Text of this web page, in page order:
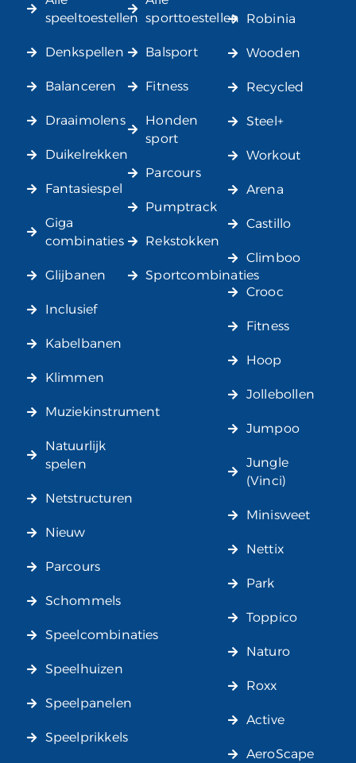
speeltoestellen
Denkspellen
Balanceren
Draaimolens
Duikelrekken
Fantasiespel
Giga
combinaties
Glijbanen
Inclusief
Kabelbanen
Klimmen
Muziekinstrument
Natuurlijk
spelen
Netstructuren
Nieuw
Parcours
Schommels
Speelcombinaties
Speelhuizen
Speelpanelen
Speelprikkels
sporttoestellen
Balsport
Fitness
Honden
sport
Parcours
Pumptrack
Rekstokken
Sportcombinaties
Robinia
Wooden
Recycled
Steel+
Workout
Arena
Castillo
Climboo
Crooc
Fitness
Hoop
Jollebollen
Jumpoo
Jungle
(Vinci)
Minisweet
Nettix
Park
Toppico
Naturo
Roxx
Active
AeroScape